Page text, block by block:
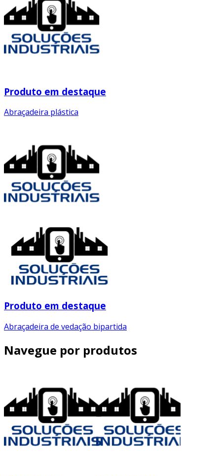
Produto em destaque
Abraçadeira plástica
Produto em destaque
Abraçadeira de vedação bipartida
Navegue por produtos